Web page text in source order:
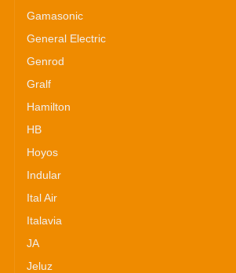
Gamasonic
General Electric
Genrod
Gralf
Hamilton
HB
Hoyos
Indular
Ital Air
Italavia
JA
Jeluz